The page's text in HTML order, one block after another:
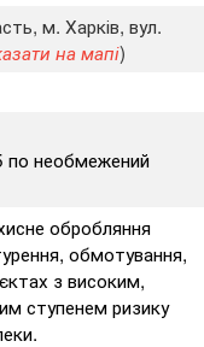
м. Харків, вул.
на мапі)
необмежений
обробляння
обмотування,
з високим,
ступенем ризику